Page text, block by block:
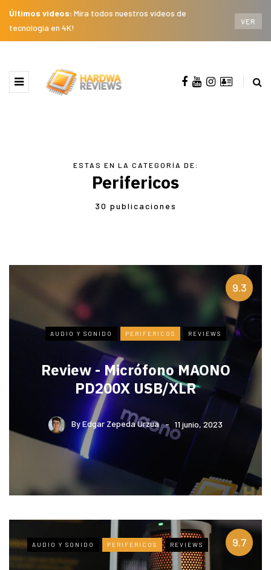
Últimos videos: Mira todos nuestros videos de
tecnología en 4K!
VER
ESTAS EN LA CATEGORÍA DE:
Perifericos
30 publicaciones
9.3
AUDIO Y SONIDO PERIFERICOS REVIEWS
Review - Micrófono MAONO
PD200X USB/XLR
ByEdgar Zepeda Urzua 11 junio, 2023
9.7
AUDIO Y SONIDO PERIFERICOS REVIEWS